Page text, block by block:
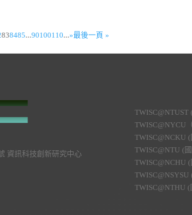
838485...90100110...»最後一頁 »
資訊科技創新研究中心
TWISC@NYCU
TWISC@NCKU
TWISC@NTU (
TWISC@NCHU
TWISC@NTHU